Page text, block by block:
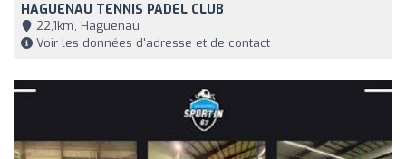
HAGUENAU TENNIS PADEL CLUB
22,1km, Haguenau
Voir les données d'adresse et de contact